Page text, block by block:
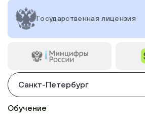
Государственная лицензия
Санкт-Петербург
Обучение